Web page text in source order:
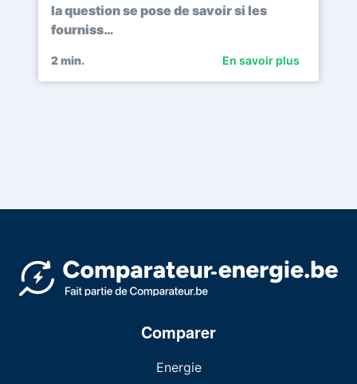
la question se pose de savoir si les
fourniss…
2min. En savoir plus
Comparer
Energie